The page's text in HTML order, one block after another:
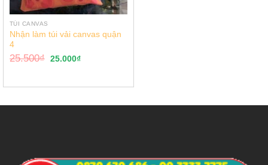
TÚI CANVAS
Nhận làm túi vải canvas quận
4
25.500₫ 25.000₫